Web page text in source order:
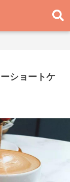
ショートケ